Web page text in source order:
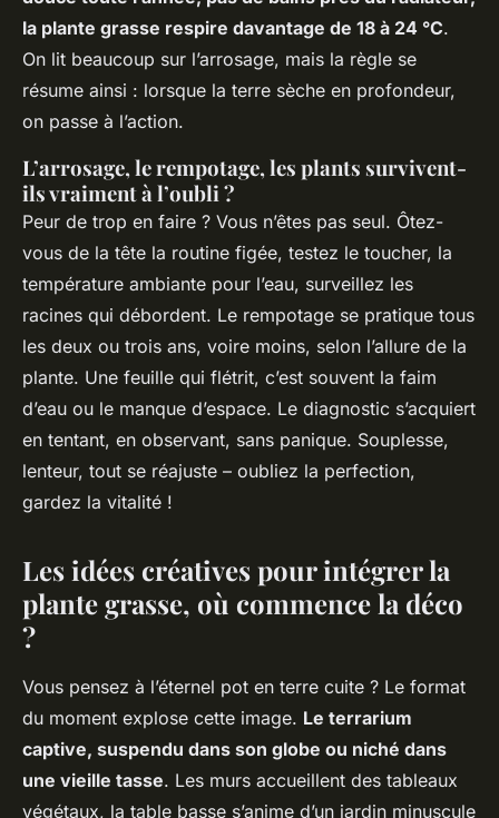
la plante grasse respire davantage de 18 à 24 °C.
On lit beaucoup sur l’arrosage, mais la règle se
résume ainsi : lorsque la terre sèche en profondeur,
on passe à l’action.
L’arrosage, le rempotage, les plants survivent-
ils vraiment à l’oubli ?
Peur de trop en faire ? Vous n’êtes pas seul. Ôtez-
vous de la tête la routine figée, testez le toucher, la
température ambiante pour l’eau, surveillez les
racines qui débordent. Le rempotage se pratique tous
les deux ou trois ans, voire moins, selon l’allure de la
plante. Une feuille qui flétrit, c’est souvent la faim
d’eau ou le manque d’espace. Le diagnostic s’acquiert
en tentant, en observant, sans panique. Souplesse,
lenteur, tout se réajuste – oubliez la perfection,
gardez la vitalité !
Les idées créatives pour intégrer la
plante grasse, où commence la déco
?
Vous pensez à l’éternel pot en terre cuite ? Le format
du moment explose cette image. Le terrarium
captive, suspendu dans son globe ou niché dans
une vieille tasse. Les murs accueillent des tableaux
végétaux, la table basse s’anime d’un jardin minuscule